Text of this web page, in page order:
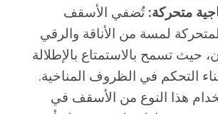
متحركة: تُضفي الأسقف
لمسة من الأناقة والرقي
حيث تسمح بالاستمتاع بالإطلالة
التحكم في الظروف المناخية.
هذا النوع من الأسقف في